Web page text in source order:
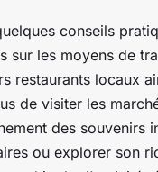
conseils
sur les moyens de
restaurants locaux
de visiter les
des souvenirs
ou explorer son